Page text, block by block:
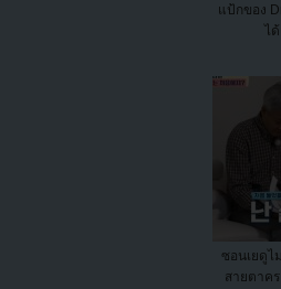
แป้กของ
ได้
ซอนเยดูไ
สายตาค